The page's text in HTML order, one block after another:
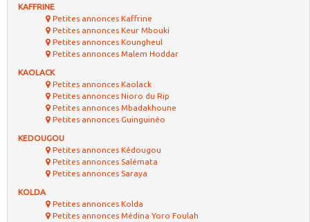
KAFFRINE
Petites annonces Kaffrine
Petites annonces Keur Mbouki
Petites annonces Koungheul
Petites annonces Malem Hoddar
KAOLACK
Petites annonces Kaolack
Petites annonces Nioro du Rip
Petites annonces Mbadakhoune
Petites annonces Guinguinéo
KEDOUGOU
Petites annonces Kédougou
Petites annonces Salémata
Petites annonces Saraya
KOLDA
Petites annonces Kolda
Petites annonces Médina Yoro Foulah